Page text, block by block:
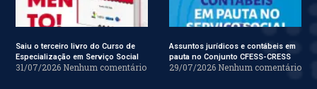
Saiu o terceiro livro do Curso de
Especialização em Serviço Social
31/07/2026 Nenhum comentário
Assuntos jurídicos e contábeis em
pauta no Conjunto CFESS-CRESS
29/07/2026 Nenhum comentário